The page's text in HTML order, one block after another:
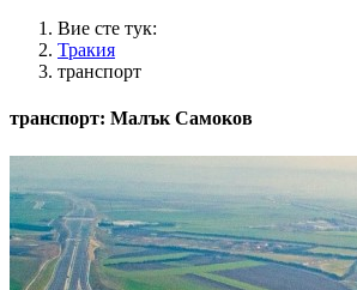
Вие сте тук:
Тракия
транспорт
транспорт: Малък Самоков